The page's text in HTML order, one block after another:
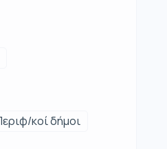
κοί δήμοι